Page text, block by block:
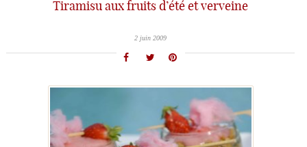
Tiramisu aux fruits d’été et verveine
2 juin 2009